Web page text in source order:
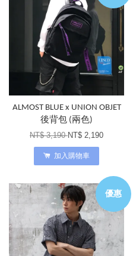
ALMOST BLUE x UNION OBJET
後背包 (兩色)
NT$ 3,190NT$ 2,190
加入購物車
優惠